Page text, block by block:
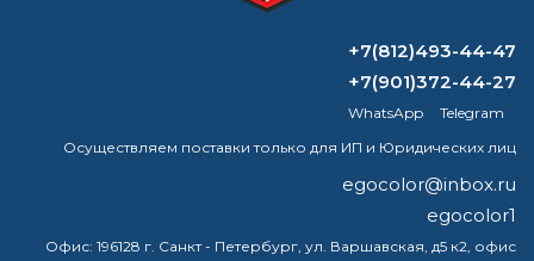
ВОПРОС-ОТВЕТ
Чем обработать после смывки краски?
Расход краски для бетона на 1 м²:
калькулятор, таблицы, факторы
Чем отличается растворитель 647 от
+7(812)493-44-47
+7(901)372-44-27
WhatsApp
Telegram
Осуществляем поставки только для ИП и Юридических лиц
egocolor@inbox.ru
egocolor1
Офис: 196128 г. Санкт - Петербург, ул. Варшавская, д5 к2, офис